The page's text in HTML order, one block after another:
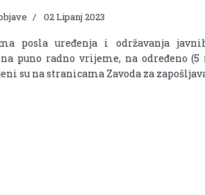
02 Lipanj 2023
posla uređenja i održavanja
puno radno vrijeme, na određeno (5
su na stranicama Zavoda za